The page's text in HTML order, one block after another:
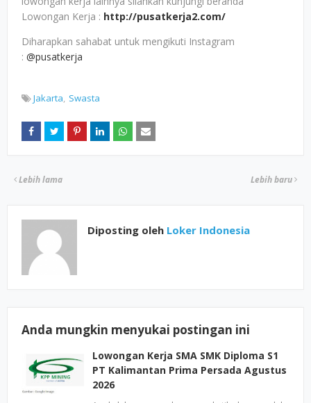
Lowongan Kerja : http://pusatkerja2.com/
Diharapkan sahabat untuk mengikuti Instagram
: @pusatkerja
Jakarta Swasta
Lebih baru
Lebih lama
Diposting oleh Loker Indonesia
Anda mungkin menyukai postingan ini
Lowongan Kerja SMA SMK Diploma S1
PT Kalimantan Prima Persada Agustus
2026